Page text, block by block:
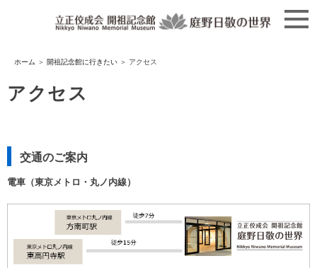
ホーム ＞ 開祖記念館に行きたい＞ アクセス
アクセス
交通のご案内
電車（東京メトロ・丸ノ内線）